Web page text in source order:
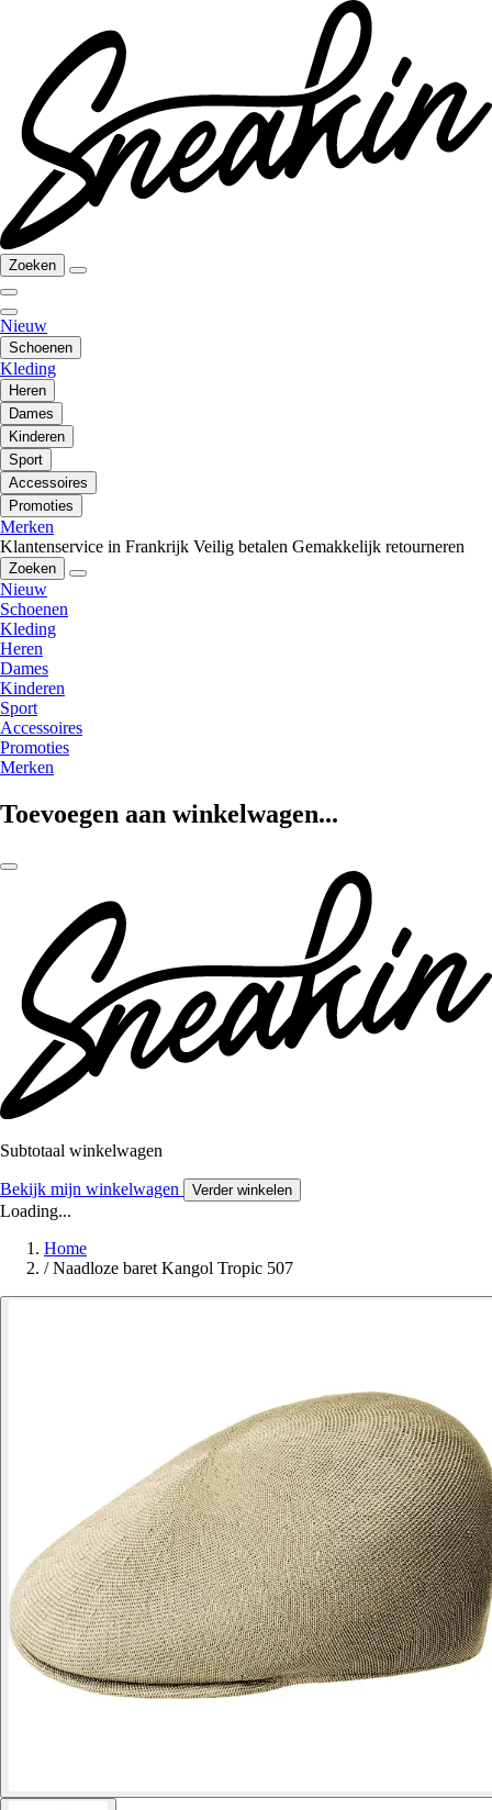
Zoeken
Nieuw
Schoenen
Kleding
Heren
Dames
Kinderen
Sport
Accessoires
Promoties
Merken
Klantenservice in Frankrijk Veilig betalen Gemakkelijk retourneren
Zoeken
Nieuw
Schoenen
Kleding
Heren
Dames
Kinderen
Sport
Accessoires
Promoties
Merken
Toevoegen aan winkelwagen...
Subtotaal winkelwagen
Bekijk mijn winkelwagen Verder winkelen
Loading...
Home
/ Naadloze baret Kangol Tropic 507